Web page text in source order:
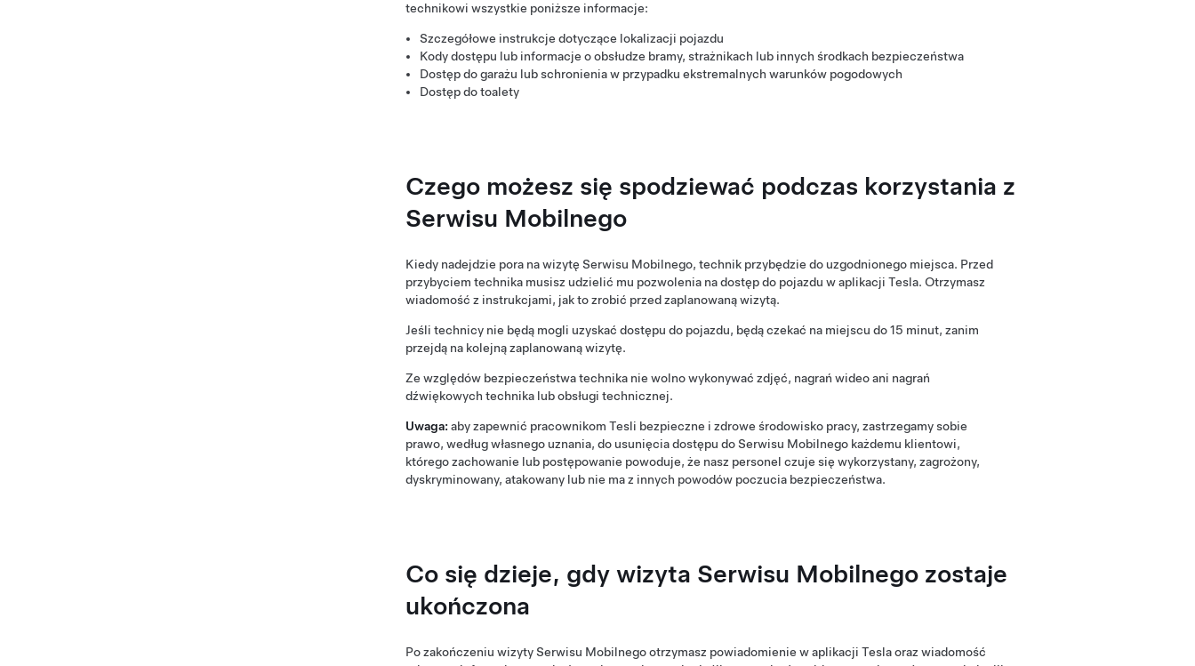
technikowi wszystkie poniższe informacje:
Szczegółowe instrukcje dotyczące lokalizacji pojazdu
Kody dostępu lub informacje o obsłudze bramy, strażnikach lub innych środkach bezpieczeństwa
Dostęp do garażu lub schronienia w przypadku ekstremalnych warunków pogodowych
Dostęp do toalety
Czego możesz się spodziewać podczas korzystania z
Serwisu Mobilnego
Kiedy nadejdzie pora na wizytę Serwisu Mobilnego, technik przybędzie do uzgodnionego miejsca. Przed
przybyciem technika musisz udzielić mu pozwolenia na dostęp do pojazdu w aplikacji Tesla. Otrzymasz
wiadomość z instrukcjami, jak to zrobić przed zaplanowaną wizytą.
Jeśli technicy nie będą mogli uzyskać dostępu do pojazdu, będą czekać na miejscu do 15 minut, zanim
przejdą na kolejną zaplanowaną wizytę.
Ze względów bezpieczeństwa technika nie wolno wykonywać zdjęć, nagrań wideo ani nagrań
dźwiękowych technika lub obsługi technicznej.
Uwaga: aby zapewnić pracownikom Tesli bezpieczne i zdrowe środowisko pracy, zastrzegamy sobie
prawo, według własnego uznania, do usunięcia dostępu do Serwisu Mobilnego każdemu klientowi,
którego zachowanie lub postępowanie powoduje, że nasz personel czuje się wykorzystany, zagrożony,
dyskryminowany, atakowany lub nie ma z innych powodów poczucia bezpieczeństwa.
Co się dzieje, gdy wizyta Serwisu Mobilnego zostaje
ukończona
Po zakończeniu wizyty Serwisu Mobilnego otrzymasz powiadomienie w aplikacji Tesla oraz wiadomość